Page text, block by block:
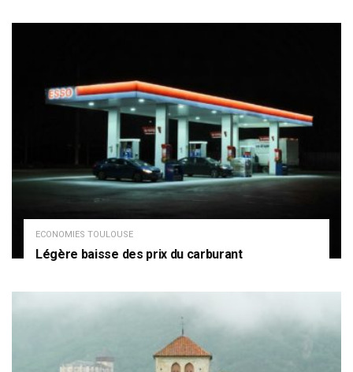
ECONOMIES TOULOUSE
Légère baisse des prix du carburant